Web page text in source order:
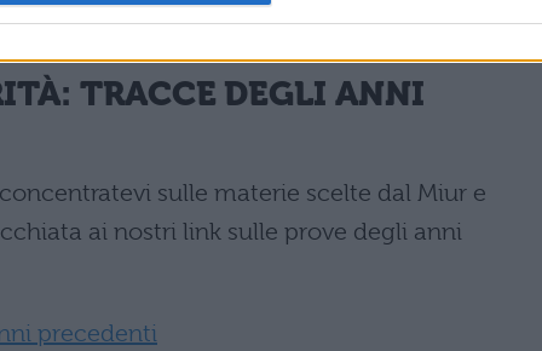
TRACCE DEGLI ANNI
sulle materie scelte dal Miur e
ai nostri link sulle prove degli anni
precedenti